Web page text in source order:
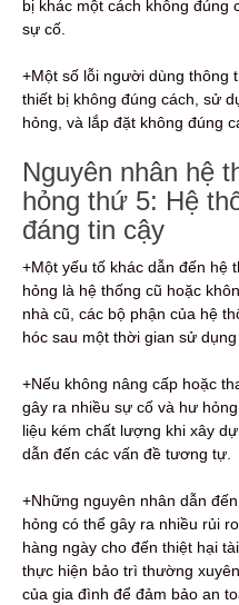
bị khác một cách không đúng
sự cố.
+Một số lỗi người dùng thông
thiết bị không đúng cách, sử
hỏng, và lắp đặt không đúng
Nguyên nhân hệ
hỏng thứ 5: Hệ
đáng tin cậy
+Một yếu tố khác dẫn đến hệ
hỏng là hệ thống cũ hoặc
nhà cũ, các bộ phận của hệ
hóc sau một thời gian sử dụng
+Nếu không nâng cấp hoặc
gây ra nhiều sự cố và hư
liệu kém chất lượng khi xây
dẫn đến các vấn đề tương tự.
+Những nguyên nhân dẫn
hỏng có thể gây ra nhiều rủi
hàng ngày cho đến thiệt hại
thực hiện bảo trì thường
của gia đình để đảm bảo an